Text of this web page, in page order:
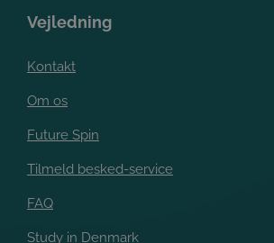
Vejledning
Kontakt
Om os
Future Spin
Tilmeld besked-service
FAQ
Study in Denmark